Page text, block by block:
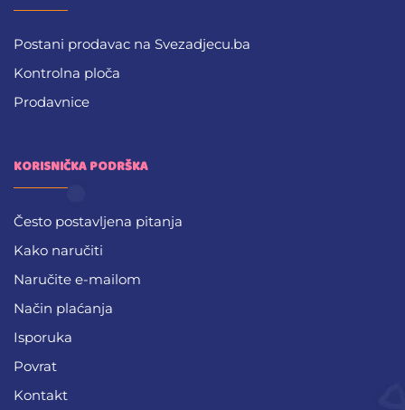
Postani prodavac na Svezadjecu.ba
Kontrolna ploča
Prodavnice
KORISNIČKA PODRŠKA
Često postavljena pitanja
Kako naručiti
Naručite e-mailom
Način plaćanja
Isporuka
Povrat
Kontakt